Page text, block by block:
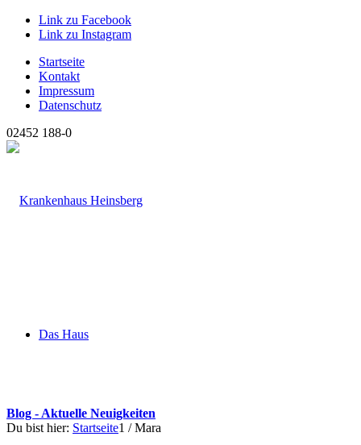
Link zu Facebook
Link zu Instagram
Startseite
Kontakt
Impressum
Datenschutz
02452 188-0
Das Haus
Blog - Aktuelle Neuigkeiten
Du bist hier: Startseite1 / Mara